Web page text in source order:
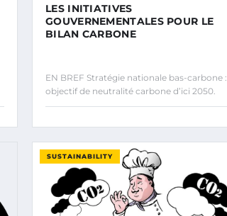
LES INITIATIVES
GOUVERNEMENTALES POUR LE
BILAN CARBONE
EN BREF Stratégie nationale bas-carbone :
objectif de neutralité carbone d’ici 2050.
SUSTAINABILITY